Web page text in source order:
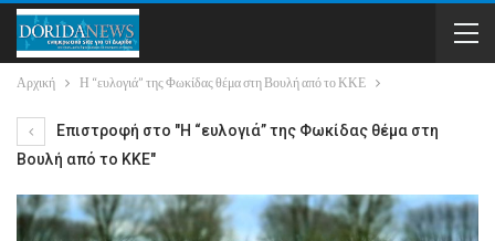
Αρχική Η “ευλογιά” της Φωκίδας θέμα στη Βουλή από το ΚΚΕ
Επιστροφή στο "Η “ευλογιά” της Φωκίδας θέμα στη
Βουλή από το ΚΚΕ"